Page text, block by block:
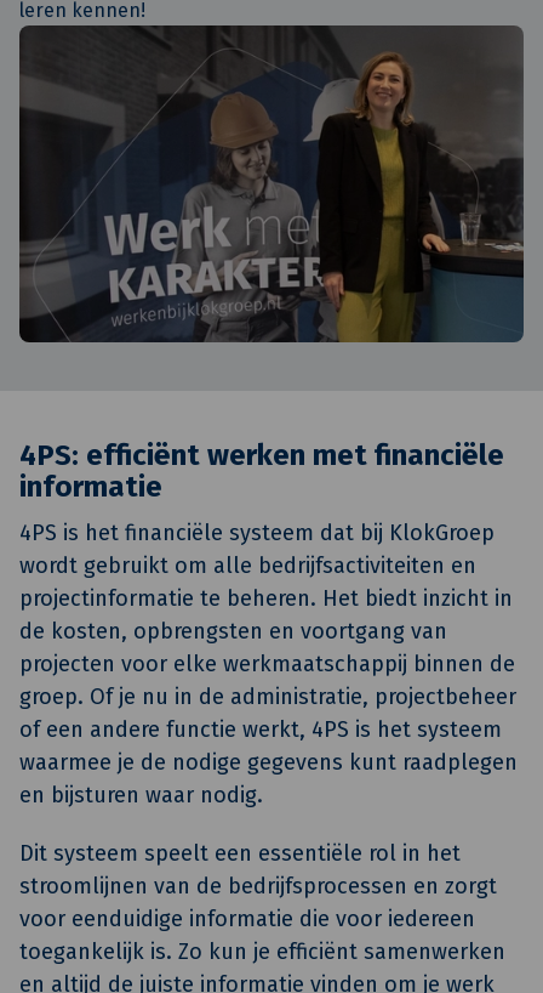
leren kennen!
4PS: efficiënt werken met financiële
informatie
4PS is het financiële systeem dat bij KlokGroep
wordt gebruikt om alle bedrijfsactiviteiten en
projectinformatie te beheren. Het biedt inzicht in
de kosten, opbrengsten en voortgang van
projecten voor elke werkmaatschappij binnen de
groep. Of je nu in de administratie, projectbeheer
of een andere functie werkt, 4PS is het systeem
waarmee je de nodige gegevens kunt raadplegen
en bijsturen waar nodig.
Dit systeem speelt een essentiële rol in het
stroomlijnen van de bedrijfsprocessen en zorgt
voor eenduidige informatie die voor iedereen
toegankelijk is. Zo kun je efficiënt samenwerken
en altijd de juiste informatie vinden om je werk